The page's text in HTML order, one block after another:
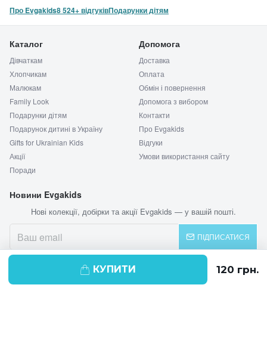
КУПИТИ
Про Evgakids8 524+ відгуківПодарунки дітям
Каталог
Дівчаткам
Хлопчикам
Малюкам
Family Look
Подарунки дітям
Подарунок дитині в Україну
Gifts for Ukrainian Kids
Акції
Поради
Допомога
Доставка
Оплата
Обмін і повернення
Допомога з вибором
Контакти
Про Evgakids
Відгуки
Умови використання сайту
Новини Evgakids
Нові колекції, добірки та акції Evgakids — у вашій пошті.
ПІДПИСАТИСЯ